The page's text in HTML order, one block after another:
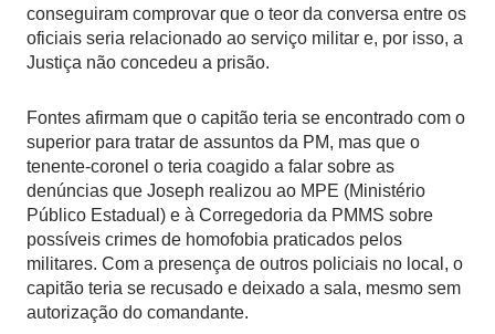
conseguiram comprovar que o teor da conversa entre os
oficiais seria relacionado ao serviço militar e, por isso, a
Justiça não concedeu a prisão.
Fontes afirmam que o capitão teria se encontrado com o
superior para tratar de assuntos da PM, mas que o
tenente-coronel o teria coagido a falar sobre as
denúncias que Joseph realizou ao MPE (Ministério
Público Estadual) e à Corregedoria da PMMS sobre
possíveis crimes de homofobia praticados pelos
militares. Com a presença de outros policiais no local, o
capitão teria se recusado e deixado a sala, mesmo sem
autorização do comandante.